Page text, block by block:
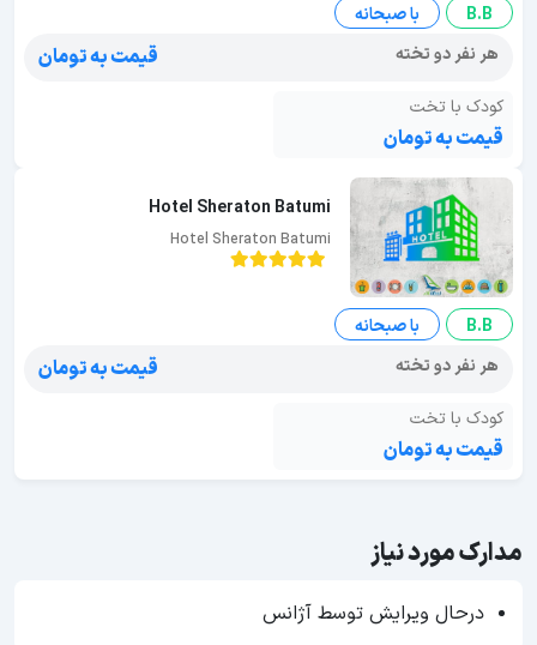
B.B
با صبحانه
هر نفر دو تخته
قیمت به تومان
کودک با تخت
قیمت به تومان
Hotel Sheraton Batumi
Hotel Sheraton Batumi
B.B
با صبحانه
هر نفر دو تخته
قیمت به تومان
کودک با تخت
قیمت به تومان
مدارک مورد نیاز
درحال ویرایش توسط آژانس